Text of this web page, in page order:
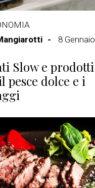
8 Gennaio
Slow e prodotti
pesce dolce e i